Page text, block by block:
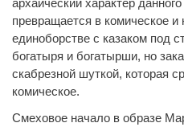
архаический характер
превращается в комическое и
единоборстве с казаком под
богатыря и богатырши, но
скабрезной шуткой, которая
комическое.
Смеховое начало в образе